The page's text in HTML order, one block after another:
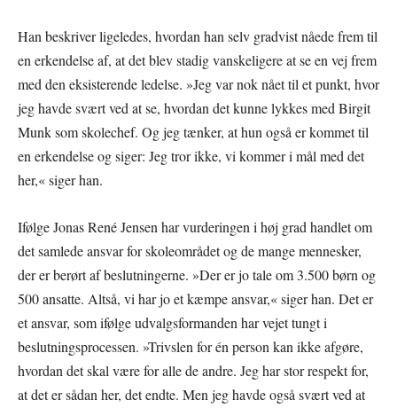
Han beskriver ligeledes, hvordan han selv gradvist nåede frem til
en erkendelse af, at det blev stadig vanskeligere at se en vej frem
med den eksisterende ledelse. »Jeg var nok nået til et punkt, hvor
jeg havde svært ved at se, hvordan det kunne lykkes med Birgit
Munk som skolechef. Og jeg tænker, at hun også er kommet til
en erkendelse og siger: Jeg tror ikke, vi kommer i mål med det
her,« siger han.
Ifølge Jonas René Jensen har vurderingen i høj grad handlet om
det samlede ansvar for skoleområdet og de mange mennesker,
der er berørt af beslutningerne. »Der er jo tale om 3.500 børn og
500 ansatte. Altså, vi har jo et kæmpe ansvar,« siger han. Det er
et ansvar, som ifølge udvalgsformanden har vejet tungt i
beslutningsprocessen. »Trivslen for én person kan ikke afgøre,
hvordan det skal være for alle de andre. Jeg har stor respekt for,
at det er sådan her, det endte. Men jeg havde også svært ved at